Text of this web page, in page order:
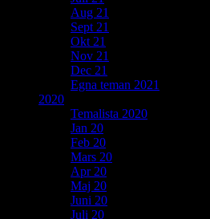
Aug 21
Sept 21
Okt 21
Nov 21
Dec 21
Egna teman 2021
2020
Temalista 2020
Jan 20
Feb 20
Mars 20
Apr 20
Maj 20
Juni 20
Juli 20